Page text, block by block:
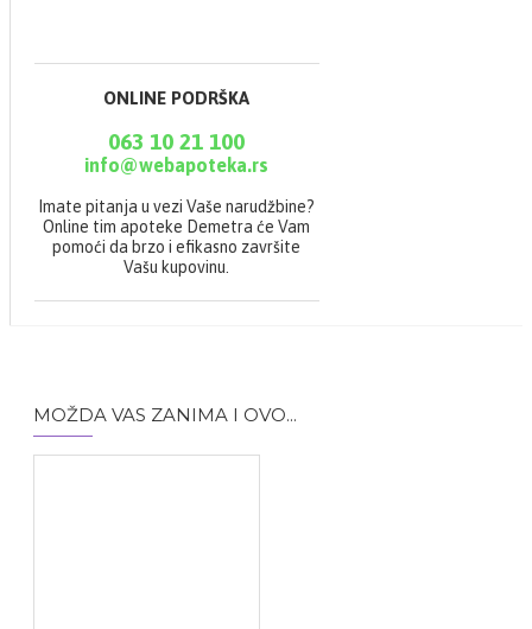
ONLINE PODRŠKA
063 10 21 100
info@webapoteka.rs
Imate pitanja u vezi Vaše narudžbine?
Online tim apoteke Demetra će Vam
pomoći da brzo i efikasno završite
Vašu kupovinu.
MOŽDA VAS ZANIMA I OVO...